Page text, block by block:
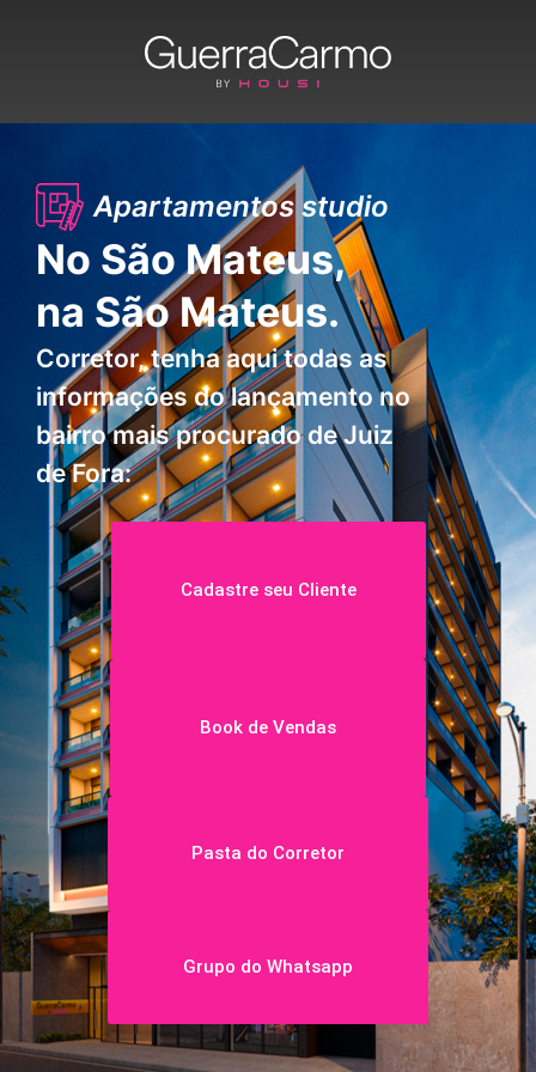
Apartamentos studio
No São Mateus,
na São Mateus.
Corretor, tenha aqui todas as
informações do lançamento no
bairro mais procurado de Juiz
de Fora:
Cadastre seu Cliente
Book de Vendas
Pasta do Corretor
Grupo do Whatsapp